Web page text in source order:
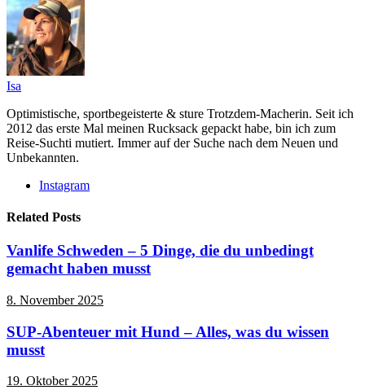
Isa
Optimistische, sportbegeisterte & sture Trotzdem-Macherin. Seit ich
2012 das erste Mal meinen Rucksack gepackt habe, bin ich zum
Reise-Suchti mutiert. Immer auf der Suche nach dem Neuen und
Unbekannten.
Instagram
Related Posts
Vanlife Schweden – 5 Dinge, die du unbedingt
gemacht haben musst
8. November 2025
SUP-Abenteuer mit Hund – Alles, was du wissen
musst
19. Oktober 2025